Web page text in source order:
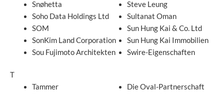
Snøhetta
Soho Data Holdings Ltd
SOM
SonKim Land Corporation
Sou Fujimoto Architekten
Steve Leung
Sultanat Oman
Sun Hung Kai & Co. Ltd
Sun Hung Kai Immobilien
Swire-Eigenschaften
T
Tammer
Die Oval-Partnerschaft